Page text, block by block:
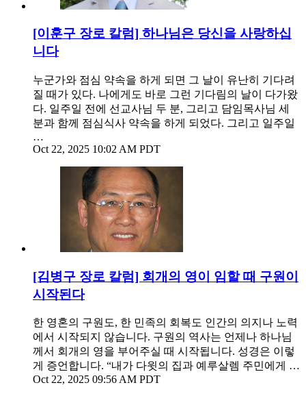
[이훈구 장로 칼럼] 하나님은 당신을 사랑하십
니다
누군가와 점심 약속을 하게 되면 그 날이 유난히 기다려
질 때가 있다. 나에게도 바로 그런 기다림의 날이 다가왔
다. 일주일 전에 선교사님 두 분, 그리고 담임목사님 세
분과 함께 점심식사 약속을 하게 되었다. 그리고 일주일
…
Oct 22, 2025 10:02 AM PDT
[김병구 장로 칼럼] 회개의 영이 임할 때 구원이
시작된다
한 영혼의 구원도, 한 민족의 회복도 인간의 의지나 노력
에서 시작되지 않습니다. 구원의 역사는 언제나 하나님
께서 회개의 영을 부어주실 때 시작됩니다. 성경은 이렇
게 증언합니다. “내가 다윗의 집과 예루살렘 주민에게 …
Oct 22, 2025 09:56 AM PDT